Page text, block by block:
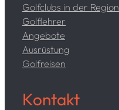
Golfclubs in der Region
Golflehrer
Angebote
Ausrüstung
Golfreisen
Kontakt